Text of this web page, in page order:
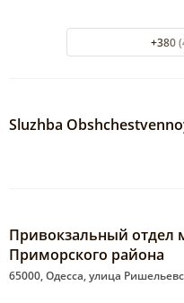
+380
Sluzhba
Привокзальный
Приморского района
65000, Одесса, улица